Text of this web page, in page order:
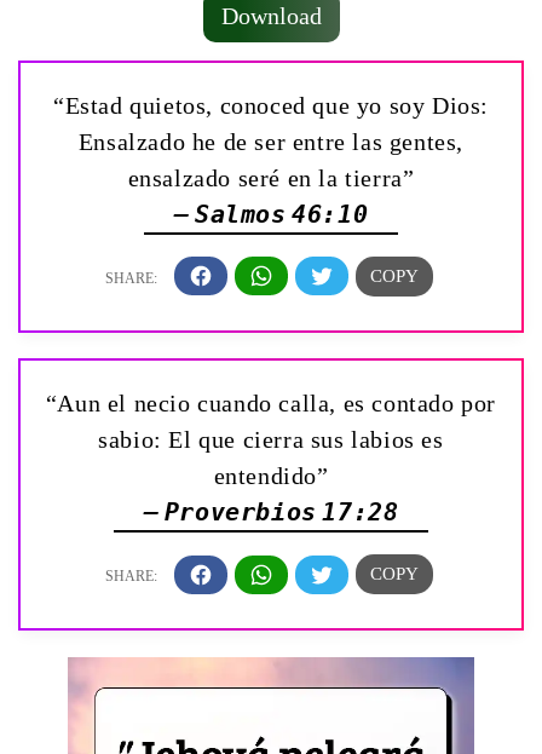
Download
“Estad quietos, conoced que yo soy Dios:
Ensalzado he de ser entre las gentes,
ensalzado seré en la tierra”
— Salmos 46:10
“Aun el necio cuando calla, es contado por
sabio: El que cierra sus labios es
entendido”
— Proverbios 17:28